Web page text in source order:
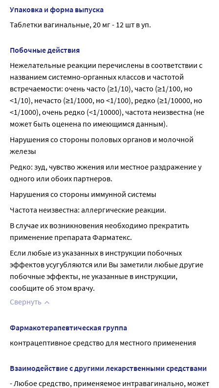
Упаковка и форма выпуска
Таблетки вагинальные, 20 мг - 12 шт в уп.
Побочные действия
Нежелательные реакции перечислены в соответствии с
названием системно-органных классов и частотой
встречаемости: очень часто (≥1/10), часто (≥1/100, но
<1/10), нечасто (≥1/1000, но <1/100), редко (≥1/10000, но
<1/1000), очень редко (<1/10000), частота неизвестна (не
может быть оценена по имеющимся данным).
Нарушения со стороны половых органов и молочной
железы
Редко: зуд, чувство жжения или местное раздражение у
одного или обоих партнеров.
Нарушения со стороны иммунной системы
Частота неизвестна: аллергические реакции.
В случае их возникновения необходимо прекратить
применение препарата Фарматекс.
Если любые из указанных в инструкции побочных
эффектов усугубляются или Вы заметили любые другие
побочные эффекты, не указанные в инструкции,
сообщите об этом врачу.
Свернуть
Фармакотерапевтическая группа
контрацептивное средство для местного применения
Взаимодействие с другими лекарственными средствами
- Любое средство, применяемое интравагинально, может